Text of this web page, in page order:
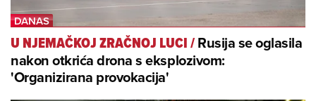
U NJEMAČKOJ ZRAČNOJ LUCI/Rusija se oglasila
nakon otkrića drona s eksplozivom:
'Organizirana provokacija'